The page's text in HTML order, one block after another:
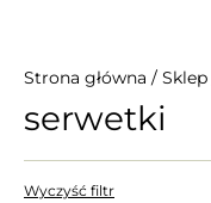
Strona główna / Sklep
serwetki
Wyczyść filtr